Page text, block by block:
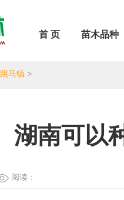
首 页 苗木品种
跳马镇 >
湖南可以
阅读：